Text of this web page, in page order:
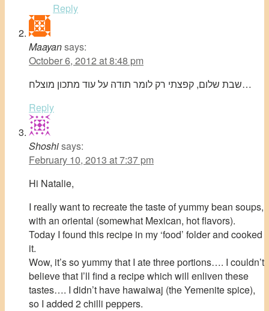
Reply
Maayansays:
October 6, 2012 at 8:48 pm
שבת שלום, קפצתי רק לומר תודה על עוד מתכון מוצלח…
Reply
Shoshisays:
February 10, 2013 at 7:37 pm
Hi Natalie,
I really want to recreate the taste of yummy bean soups,
with an oriental (somewhat Mexican, hot flavors).
Today I found this recipe in my ‘food’ folder and cooked
it.
Wow, it’s so yummy that I ate three portions…. I couldn’t
believe that I’ll find a recipe which will enliven these
tastes…. I didn’t have hawaiwaj (the Yemenite spice),
so I added 2 chilli peppers.